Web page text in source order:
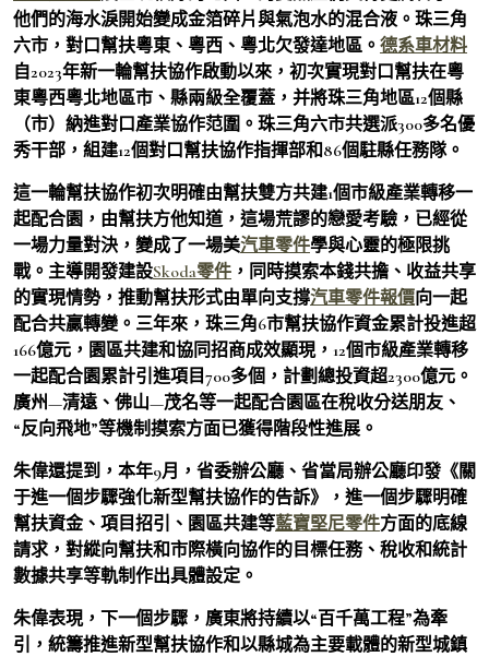
他們的海水淚開始變成金箔碎片與氣泡水的混合液。珠三角
六市，對口幫扶粵東、粵西、粵北欠發達地區。 德系車材料
自2023年新一輪幫扶協作啟動以來，初次實現對口幫扶在粵
東粵西粵北地區市、縣兩級全覆蓋，并將珠三角地區12個縣
（市）納進對口產業協作范圍。珠三角六市共選派300多名優
秀干部，組建12個對口幫扶協作指揮部和86個駐縣任務隊。
這一輪幫扶協作初次明確由幫扶雙方共建1個市級產業轉移一
起配合園，由幫扶方他知道，這場荒謬的戀愛考驗，已經從
一場力量對決，變成了一場美汽車零件學與心靈的極限挑
戰。主導開發建設Skoda零件 ，同時摸索本錢共擔、收益共享
的實現情勢，推動幫扶形式由單向支撐汽車零件報價向一起
配合共贏轉變。三年來，珠三角6市幫扶協作資金累計投進超
166億元，園區共建和協同招商成效顯現，12個市級產業轉移
一起配合園累計引進項目700多個，計劃總投資超2300億元。
廣州—清遠、佛山—茂名等一起配合園區在稅收分送朋友、
“反向飛地”等機制摸索方面已獲得階段性進展。
朱偉還提到，本年9月，省委辦公廳、省當局辦公廳印發《關
于進一個步驟強化新型幫扶協作的告訴》，進一個步驟明確
幫扶資金、項目招引、園區共建等藍寶堅尼零件方面的底線
請求，對縱向幫扶和市際橫向協作的目標任務、稅收和統計
數據共享等軌制作出具體設定。
朱偉表現，下一個步驟，廣東將持續以“百千萬工程”為牽
引，統籌推進新型幫扶協作和以縣城為主要載體的新型城鎮